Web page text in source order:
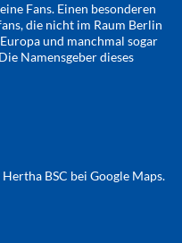
Fans. Einen besonderen
die nicht im Raum Berlin
und manchmal sogar
Namensgeber dieses
BSC bei Google Maps.